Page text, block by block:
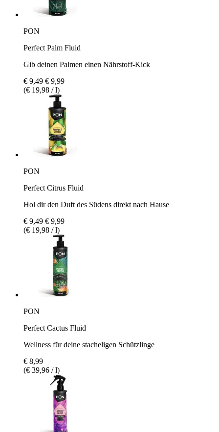
PON
Perfect Palm Fluid
Gib deinen Palmen einen Nährstoff-Kick
€ 9,49 € 9,99
(€ 19,98 / l)
PON
Perfect Citrus Fluid
Hol dir den Duft des Südens direkt nach Hause
€ 9,49 € 9,99
(€ 19,98 / l)
PON
Perfect Cactus Fluid
Wellness für deine stacheligen Schützlinge
€ 8,99
(€ 39,96 / l)